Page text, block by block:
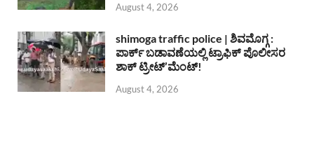
August 4, 2026
shimoga traffic police | ಶಿವಮೊಗ್ಗ :
ಪಾರ್ಕ್ ಬಡಾವಣೆಯಲ್ಲಿ ಟ್ರಾಫಿಕ್ ಪೊಲೀಸರ
ಶಾಕ್ ಟ್ರೀಟ್’ಮೆಂಟ್!
August 4, 2026